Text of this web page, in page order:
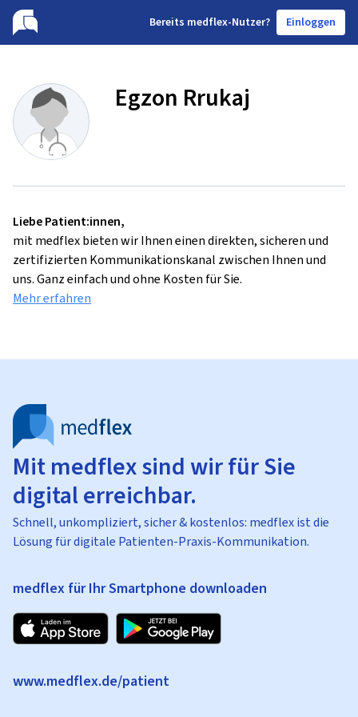
Bereits medflex-Nutzer? Einloggen
Egzon Rrukaj
Liebe Patient:innen,
mit medflex bieten wir Ihnen einen direkten, sicheren und
zertifizierten Kommunikationskanal zwischen Ihnen und
uns. Ganz einfach und ohne Kosten für Sie.
Mehr erfahren
Mit medflex sind wir für Sie
digital erreichbar.
Schnell, unkompliziert, sicher & kostenlos: medflex ist die
Lösung für digitale Patienten-Praxis-Kommunikation.
medflex für Ihr Smartphone downloaden
www.medflex.de/patient